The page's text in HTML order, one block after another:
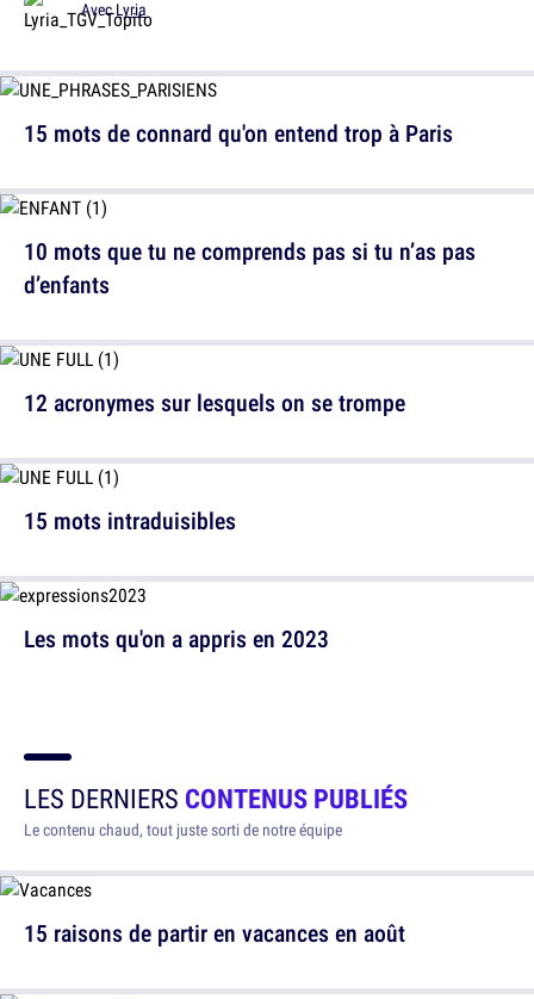
AvecLyria
10 mots que tu ne comprends pas si tu n’as pas
d’enfants
12 acronymes sur lesquels on se trompe
Les mots qu'on a appris en 2023
15 mots de connard qu'on entend trop à Paris
15 mots intraduisibles
LES DERNIERS CONTENUS PUBLIÉS
Le contenu chaud, tout juste sorti de notre équipe
15 raisons de partir en vacances en août